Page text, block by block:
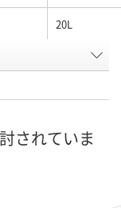
20L
ブラウン
されていま